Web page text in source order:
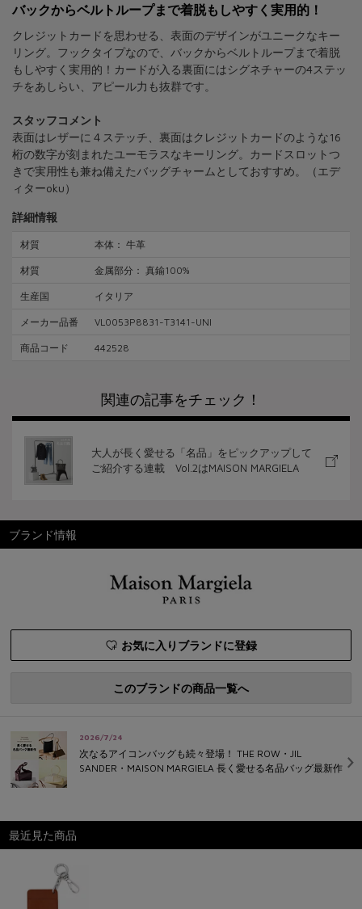
バックからベルトループまで着脱もしやすく実用的！
クレジットカードを思わせる、表面のデザインがユニークなキー
リング。フックタイプなので、バックからベルトループまで着脱
もしやすく実用的！カードが入る裏面にはシグネチャーの4ステッ
チをあしらい、アピール力も抜群です。
スタッフコメント
表面はレザーに４ステッチ、裏面はクレジットカードのような16
桁の数字が刻まれたユーモラスなキーリング。カードスロットつ
きで実用性も兼ね備えたバッグチャームとしておすすめ。（エデ
ィターoku）
詳細情報
材質 本体： 牛革
材質 金属部分： 真鍮100%
生産国 イタリア
メーカー品番 VL0053P8831-T3141-UNI
商品コード 442528
大人が長く愛せる「名品」をピックアップして
ご紹介する連載 Vol.2はMAISON MARGIELA
ブランド情報
お気に入りブランドに登録
このブランドの商品一覧へ
2026/7/24
次なるアイコンバッグも続々登場！ THE ROW・JIL
SANDER・MAISON MARGIELA 長く愛せる名品バッグ最新作
最近見た商品